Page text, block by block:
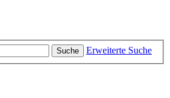
Suche Erweiterte Suche